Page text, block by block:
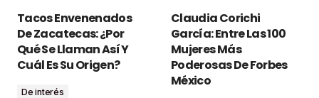
publicada. Los campos obligatorios están
marcados con*
Tacos Envenenados
De Zacatecas: ¿Por
Qué Se Llaman Así Y
Cuál Es Su Origen?
De interés
Claudia Corichi
García: Entre Las 100
Mujeres Más
Poderosas De Forbes
México